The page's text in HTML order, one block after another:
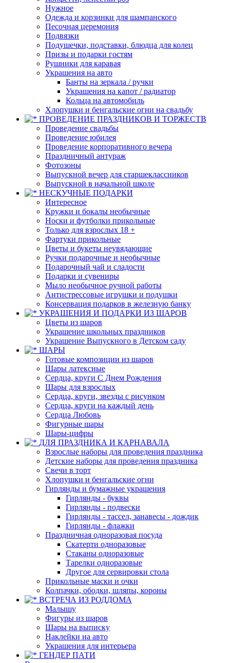
Нужное
Одежда и корзинки для шампанского
Песочная церемония
Подвязки
Подушечки, подставки, блюдца для колец
Призы и подарки гостям
Рушники для каравая
Украшения на авто
Банты на зеркала / ручки
Украшения на капот / радиатор
Кольца на автомобиль
Хлопушки и бенгальские огни на свадьбу
ПРОВЕДЕНИЕ ПРАЗДНИКОВ И ТОРЖЕСТВ
Проведение свадьбы
Проведение юбилея
Проведение корпоративного вечера
Праздничный антураж
Фотозоны
Выпускной вечер для старшеклассников
Выпускной в начальной школе
НЕСКУЧНЫЕ ПОДАРКИ
Интересное
Кружки и бокалы необычные
Носки и футболки прикольные
Только для взрослых 18 +
Фартуки прикольные
Цветы и букеты неувядающие
Ручки подарочные и необычные
Подарочный чай и сладости
Подарки и сувениры
Мыло необычное ручной работы
Антистрессовые игрушки и подушки
Консервация подарков в железную банку
УКРАШЕНИЯ И ПОДАРКИ ИЗ ШАРОВ
Цветы из шаров
Украшение школьных праздников
Украшение Выпускного в Детском саду
ШАРЫ
Готовые композиции из шаров
Шары латексные
Сердца, круги С Днем Рождения
Шары для взрослых
Сердца, круги, звезды с рисунком
Сердца, круги на каждый день
Сердца Любовь
Фигурные шары
Шары-цифры
ДЛЯ ПРАЗДНИКА И КАРНАВАЛА
Взрослые наборы для проведения праздника
Детские наборы для проведения праздника
Свечи в торт
Хлопушки и бенгальские огни
Гирлянды и бумажные украшения
Гирлянды - буквы
Гирлянды - подвески
Гирлянды - тассел, занавесы - дождик
Гирлянды - флажки
Праздничная одноразовая посуда
Скатерти одноразовые
Стаканы одноразовые
Тарелки одноразовые
Другое для сервировки стола
Прикольные маски и очки
Колпачки, ободки, шляпы, короны
ВСТРЕЧА ИЗ РОДДОМА
Малышу
Фигуры из шаров
Шары на выписку
Наклейки на авто
Украшения для интерьера
ГЕНДЕР ПАТИ